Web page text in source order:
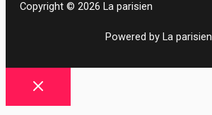
Copyright © 2026 La parisien
Powered by La parisien